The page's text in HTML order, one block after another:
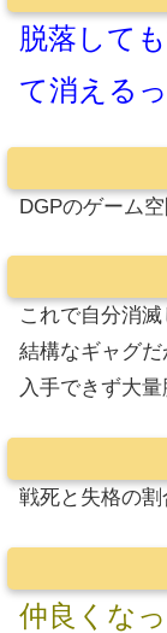
脱落して
て消える
DGPのゲーム
これで自分消
結構なギャグ
入手できず大
戦死と失格の
仲良くな